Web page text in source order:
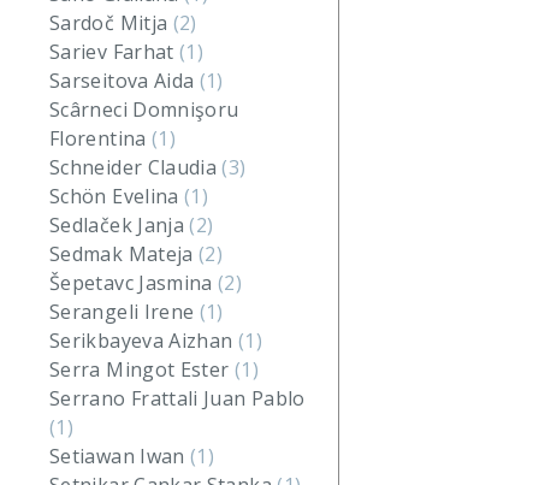
Sardoč Mitja (2)
Sariev Farhat(1)
Sarseitova Aida (1)
Scârneci Domnişoru
Florentina (1)
Schneider Claudia(3)
Schön Evelina(1)
Sedlaček Janja(2)
Sedmak Mateja(2)
Šepetavc Jasmina(2)
Serangeli Irene (1)
Serikbayeva Aizhan (1)
Serra Mingot Ester (1)
Serrano Frattali Juan Pablo
(1)
Setiawan Iwan(1)